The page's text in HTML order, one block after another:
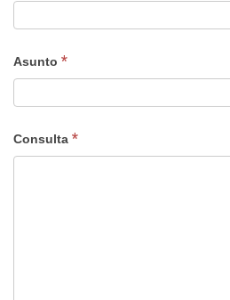
Asunto *
Consulta *